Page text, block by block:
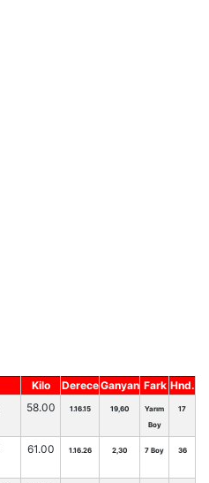
Kilo DereceGanyan Fark Hnd.
58.00 1.16.15 19,60
Yarım
Boy
17
61.00 1.16.26 2,30 7 Boy 36